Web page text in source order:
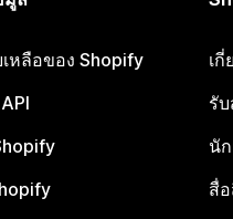
หลือของ Shopify
เกี่
รั
นั
สื่